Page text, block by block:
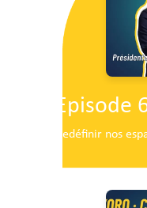
Episode
Redéfinir nos